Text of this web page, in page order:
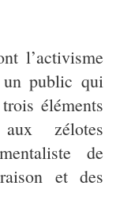
l’activisme
un public qui
éléments
zélotes
de
et des